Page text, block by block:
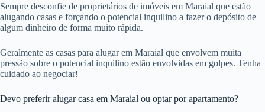
Sempre desconfie de proprietários de imóveis em Maraial que estão
alugando casas e forçando o potencial inquilino a fazer o depósito de
algum dinheiro de forma muito rápida.
Geralmente as casas para alugar em Maraial que envolvem muita
pressão sobre o potencial inquilino estão envolvidas em golpes. Tenha
cuidado ao negociar!
Devo preferir alugar casa em Maraial ou optar por apartamento?